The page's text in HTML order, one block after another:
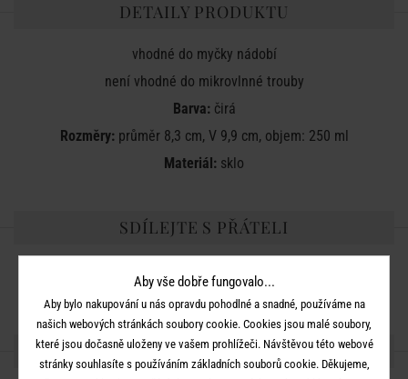
DETAILY PRODUKTU
vhodné do myčky nádobí
není vhodné do mikrovlnné trouby
Barva:čirá
Rozměry:průměr 8,3 cm, V 9,9 cm, objem: 250 ml
Materiál: sklo
SDÍLEJTE S PŘÁTELI
DALŠÍ PRODUKTY ZE SÉRIE
Aby vše dobře fungovalo...
Aby bylo nakupování u nás opravdu pohodlné a snadné, používáme na
našich webových stránkách soubory cookie. Cookies jsou malé soubory,
které jsou dočasně uloženy ve vašem prohlížeči. Návštěvou této webové
stránky souhlasíte s používáním základních souborů cookie. Děkujeme,